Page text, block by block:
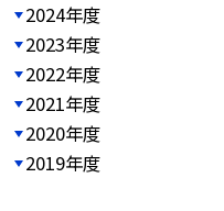
2024年度
2023年度
2022年度
2021年度
2020年度
2019年度